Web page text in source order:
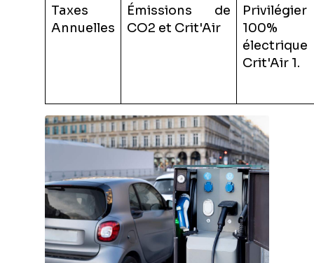
Taxes
Annuelles
Émissions de
CO2 et Crit'Air
100%
Crit'Air 1.